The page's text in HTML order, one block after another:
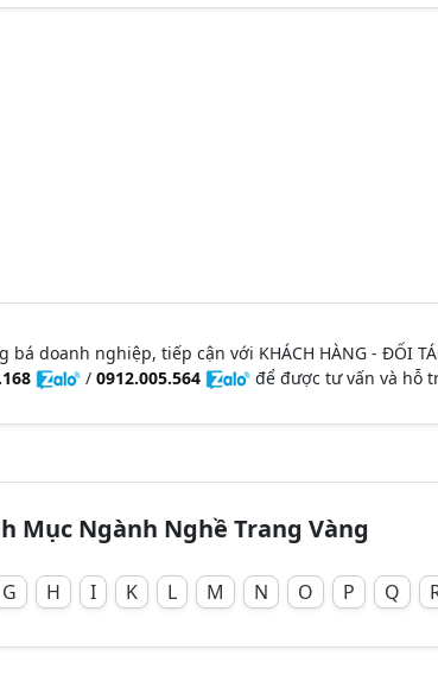
doanh nghiệp, tiếp cận với KHÁCH HÀNG - ĐỐI
/ 0912.005.564 để được tư vấn và hỗ
Mục Ngành Nghề Trang Vàng
G H I K L M N O P Q